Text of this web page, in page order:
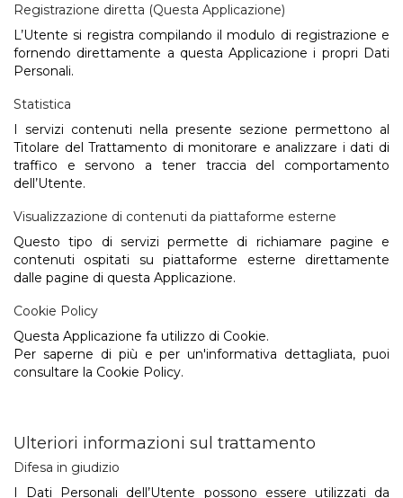
Registrazione diretta (Questa Applicazione)
L’Utente si registra compilando il modulo di registrazione e
fornendo direttamente a questa Applicazione i propri Dati
Personali.
Statistica
I servizi contenuti nella presente sezione permettono al
Titolare del Trattamento di monitorare e analizzare i dati di
traffico e servono a tener traccia del comportamento
dell’Utente.
Visualizzazione di contenuti da piattaforme esterne
Questo tipo di servizi permette di richiamare pagine e
contenuti ospitati su piattaforme esterne direttamente
dalle pagine di questa Applicazione.
Cookie Policy
Questa Applicazione fa utilizzo di Cookie.
Per saperne di più e per un'informativa dettagliata, puoi
consultare la Cookie Policy.
Ulteriori informazioni sul trattamento
Difesa in giudizio
I Dati Personali dell’Utente possono essere utilizzati da